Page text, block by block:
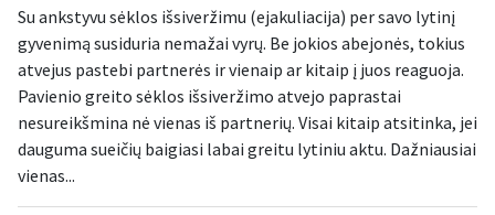
Su ankstyvu sėklos išsiveržimu (ejakuliacija) per savo lytinį
gyvenimą susiduria nemažai vyrų. Be jokios abejonės, tokius
atvejus pastebi partnerės ir vienaip ar kitaip į juos reaguoja.
Pavienio greito sėklos išsiveržimo atvejo paprastai
nesureikšmina nė vienas iš partnerių. Visai kitaip atsitinka, jei
dauguma sueičių baigiasi labai greitu lytiniu aktu. Dažniausiai
vienas...